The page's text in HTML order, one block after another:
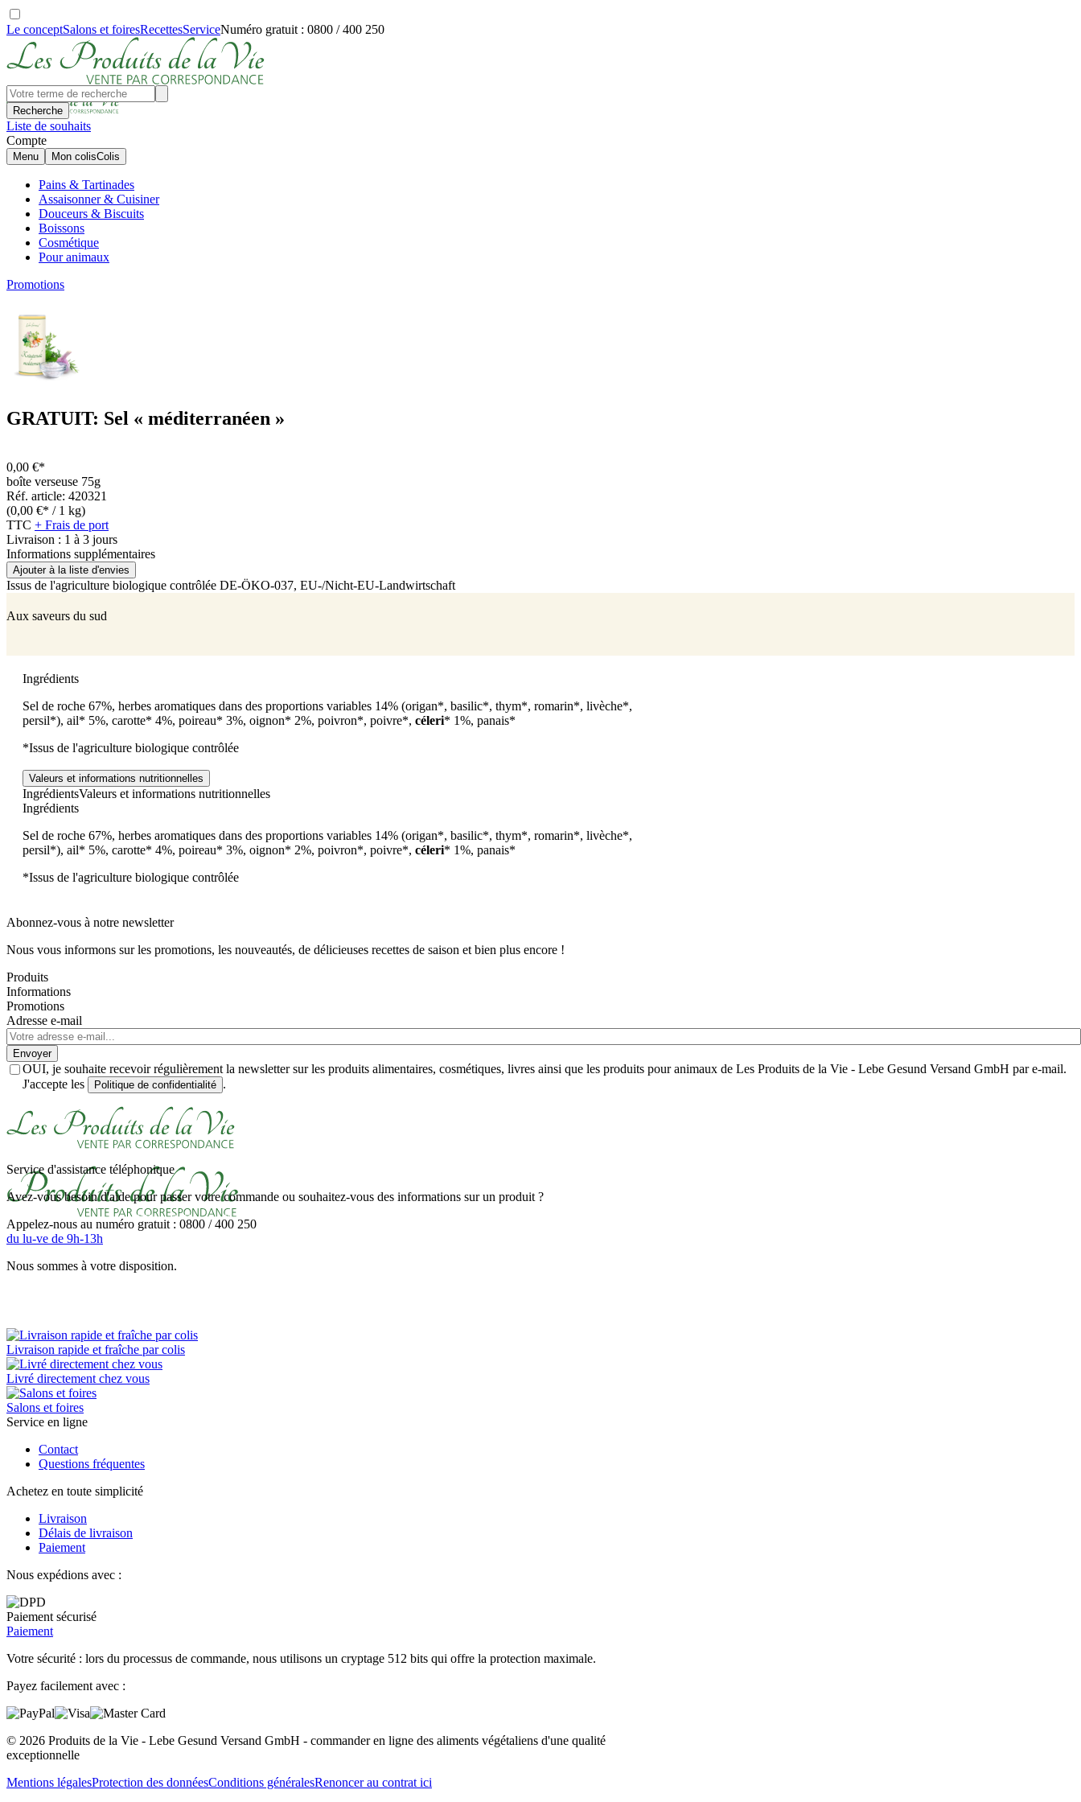
Le conceptSalons et foiresRecettesServiceNuméro gratuit : 0800 / 400 250
Recherche
Liste de souhaits
Compte
Menu Mon colisColis
Pains & Tartinades
Assaisonner & Cuisiner
Douceurs & Biscuits
Boissons
Cosmétique
Pour animaux
Promotions
GRATUIT: Sel « méditerranéen »
0,00 €*
boîte verseuse 75g
Réf. article: 420321
(0,00 €* / 1 kg)
TTC + Frais de port
Livraison : 1 à 3 jours
Informations supplémentaires
Ajouter à la liste d'envies
Issus de l'agriculture biologique contrôlée DE-ÖKO-037, EU-/Nicht-EU-Landwirtschaft
Aux saveurs du sud
Ingrédients
Sel de roche 67%, herbes aromatiques dans des proportions variables 14% (origan*, basilic*, thym*, romarin*, livèche*,
persil*), ail* 5%, carotte* 4%, poireau* 3%, oignon* 2%, poivron*, poivre*, céleri* 1%, panais*
*Issus de l'agriculture biologique contrôlée
Valeurs et informations nutritionnelles
IngrédientsValeurs et informations nutritionnelles
Ingrédients
Sel de roche 67%, herbes aromatiques dans des proportions variables 14% (origan*, basilic*, thym*, romarin*, livèche*,
persil*), ail* 5%, carotte* 4%, poireau* 3%, oignon* 2%, poivron*, poivre*, céleri* 1%, panais*
*Issus de l'agriculture biologique contrôlée
Abonnez-vous à notre newsletter
Nous vous informons sur les promotions, les nouveautés, de délicieuses recettes de saison et bien plus encore !
Produits
Informations
Promotions
Adresse e-mail
Envoyer
OUI, je souhaite recevoir régulièrement la newsletter sur les produits alimentaires, cosmétiques, livres ainsi que les produits pour animaux de Les Produits de la Vie - Lebe Gesund Versand GmbH par e-mail.
J'accepte les
Politique de confidentialité .
Service d'assistance téléphonique
Avez-vous besoin d'aide pour passer votre commande ou souhaitez-vous des informations sur un produit ?
Appelez-nous au numéro gratuit : 0800 / 400 250
du lu-ve de 9h-13h
Nous sommes à votre disposition.
Livraison rapide et fraîche par colis
Livré directement chez vous
Salons et foires
Service en ligne
Contact
Questions fréquentes
Achetez en toute simplicité
Livraison
Délais de livraison
Paiement
Nous expédions avec :
Paiement sécurisé
Paiement
Votre sécurité : lors du processus de commande, nous utilisons un cryptage 512 bits qui offre la protection maximale.
Payez facilement avec :
© 2026 Produits de la Vie - Lebe Gesund Versand GmbH - commander en ligne des aliments végétaliens d'une qualité
exceptionnelle
Mentions légalesProtection des donnéesConditions généralesRenoncer au contrat ici